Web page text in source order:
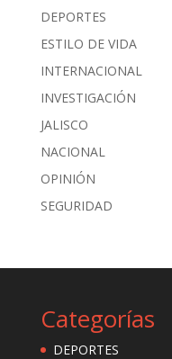
DEPORTES
ESTILO DE VIDA
INTERNACIONAL
INVESTIGACIÓN
JALISCO
NACIONAL
OPINIÓN
SEGURIDAD
Categorías
DEPORTES